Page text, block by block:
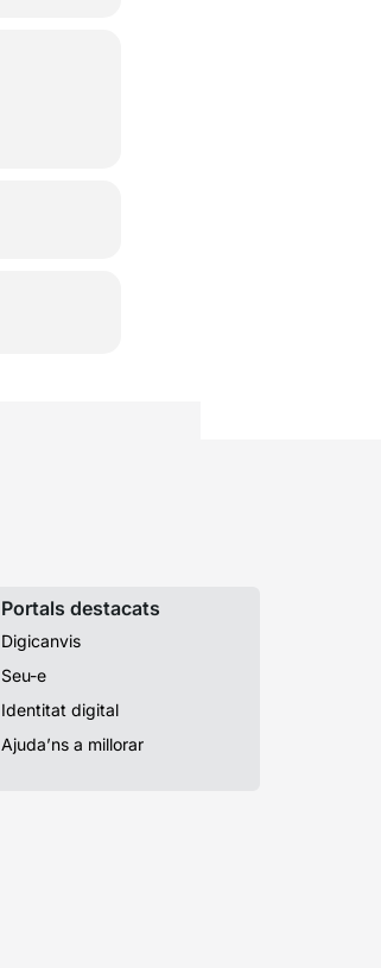
Portals destacats
Digicanvis
Seu-e
Identitat digital
Ajuda’ns a millorar